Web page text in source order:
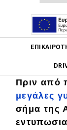
Main
Νέα
Πριν από
μεγάλες
σήμα της